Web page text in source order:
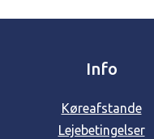
Info
Køreafstande
Lejebetingelser